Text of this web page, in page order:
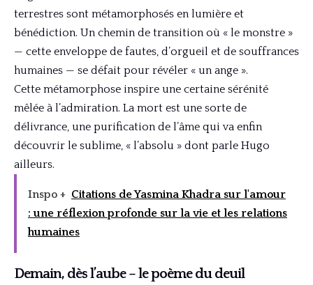
terrestres sont métamorphosés en lumière et
bénédiction. Un chemin de transition où « le monstre »
— cette enveloppe de fautes, d’orgueil et de souffrances
humaines — se défait pour révéler « un ange ».
Cette métamorphose inspire une certaine sérénité
mêlée à l’admiration. La mort est une sorte de
délivrance, une purification de l’âme qui va enfin
découvrir le sublime, « l’absolu » dont parle Hugo
ailleurs.
Inspo + Citations de Yasmina Khadra sur l'amour
: une réflexion profonde sur la vie et les relations
humaines
Demain, dès l’aube – le poème du deuil